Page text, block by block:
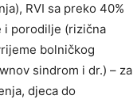
RVI sa preko 40%
i porodilje (rizična
bolničkog
sindrom i dr.) – za
djeca do